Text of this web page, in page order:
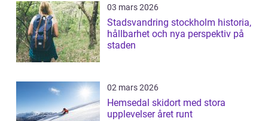
03 mars 2026
Stadsvandring stockholm historia,
hållbarhet och nya perspektiv på
staden
02 mars 2026
Hemsedal skidort med stora
upplevelser året runt